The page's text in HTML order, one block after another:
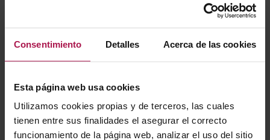
Consentimiento Detalles Acerca de las cookies
Esta página web usa cookies
Utilizamos cookies propias y de terceros, las cuales
tienen entre sus finalidades el asegurar el correcto
funcionamiento de la página web, analizar el uso del sitio
14,00 €
AÑADIR
34,40 €